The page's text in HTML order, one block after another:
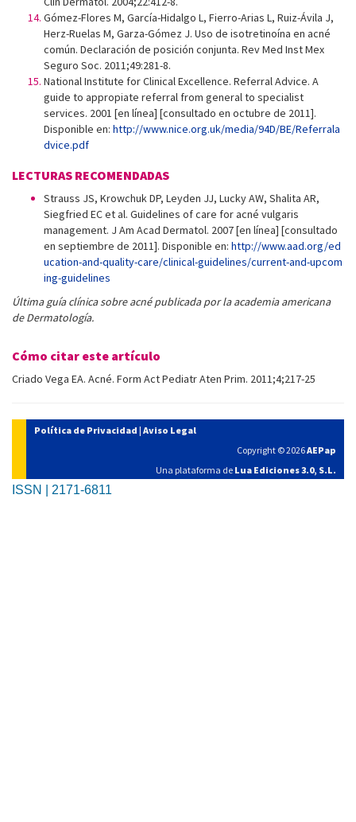
Gómez-Flores M, García-Hidalgo L, Fierro-Arias L, Ruiz-Ávila J,
Herz-Ruelas M, Garza-Gómez J. Uso de isotretinoína en acné
común. Declaración de posición conjunta. Rev Med Inst Mex
Seguro Soc. 2011;49:281-8.
National Institute for Clinical Excellence. Referral Advice. A
guide to appropiate referral from general to specialist
services. 2001 [en línea] [consultado en octubre de 2011].
Disponible en: http://www.nice.org.uk/media/94D/BE/Referrala
dvice.pdf
LECTURAS RECOMENDADAS
Strauss JS, Krowchuk DP, Leyden JJ, Lucky AW, Shalita AR,
Siegfried EC et al. Guidelines of care for acné vulgaris
management. J Am Acad Dermatol. 2007 [en línea] [consultado
en septiembre de 2011]. Disponible en: http://www.aad.org/ed
ucation-and-quality-care/clinical-guidelines/current-and-upcom
ing-guidelines
Última guía clínica sobre acné publicada por la academia americana
de Dermatología.
Cómo citar este artículo
Criado Vega EA. Acné. Form Act Pediatr Aten Prim. 2011;4;217-25
Política de Privacidad | Aviso Legal
Copyright © 2026AEPap
Una plataforma de Lua Ediciones 3.0, S.L.
ISSN | 2171-6811